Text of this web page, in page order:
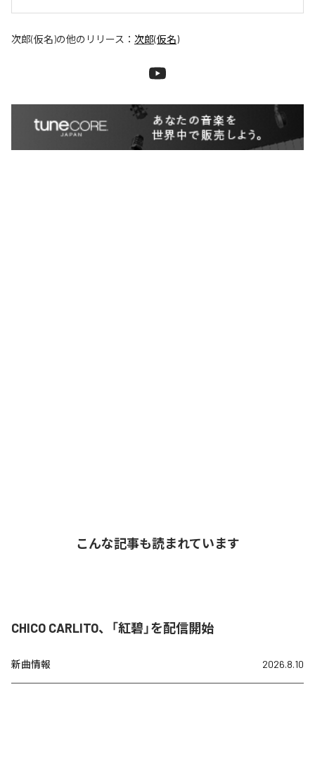
次郎(仮名)の他のリリース： 次郎(仮名)
こんな記事も読まれています
CHICO CARLITO、「紅碧」を配信開始
新曲情報 2026.8.10